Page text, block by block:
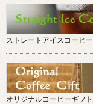
ストレートアイスコーヒー
オリジナルコーヒーギフト